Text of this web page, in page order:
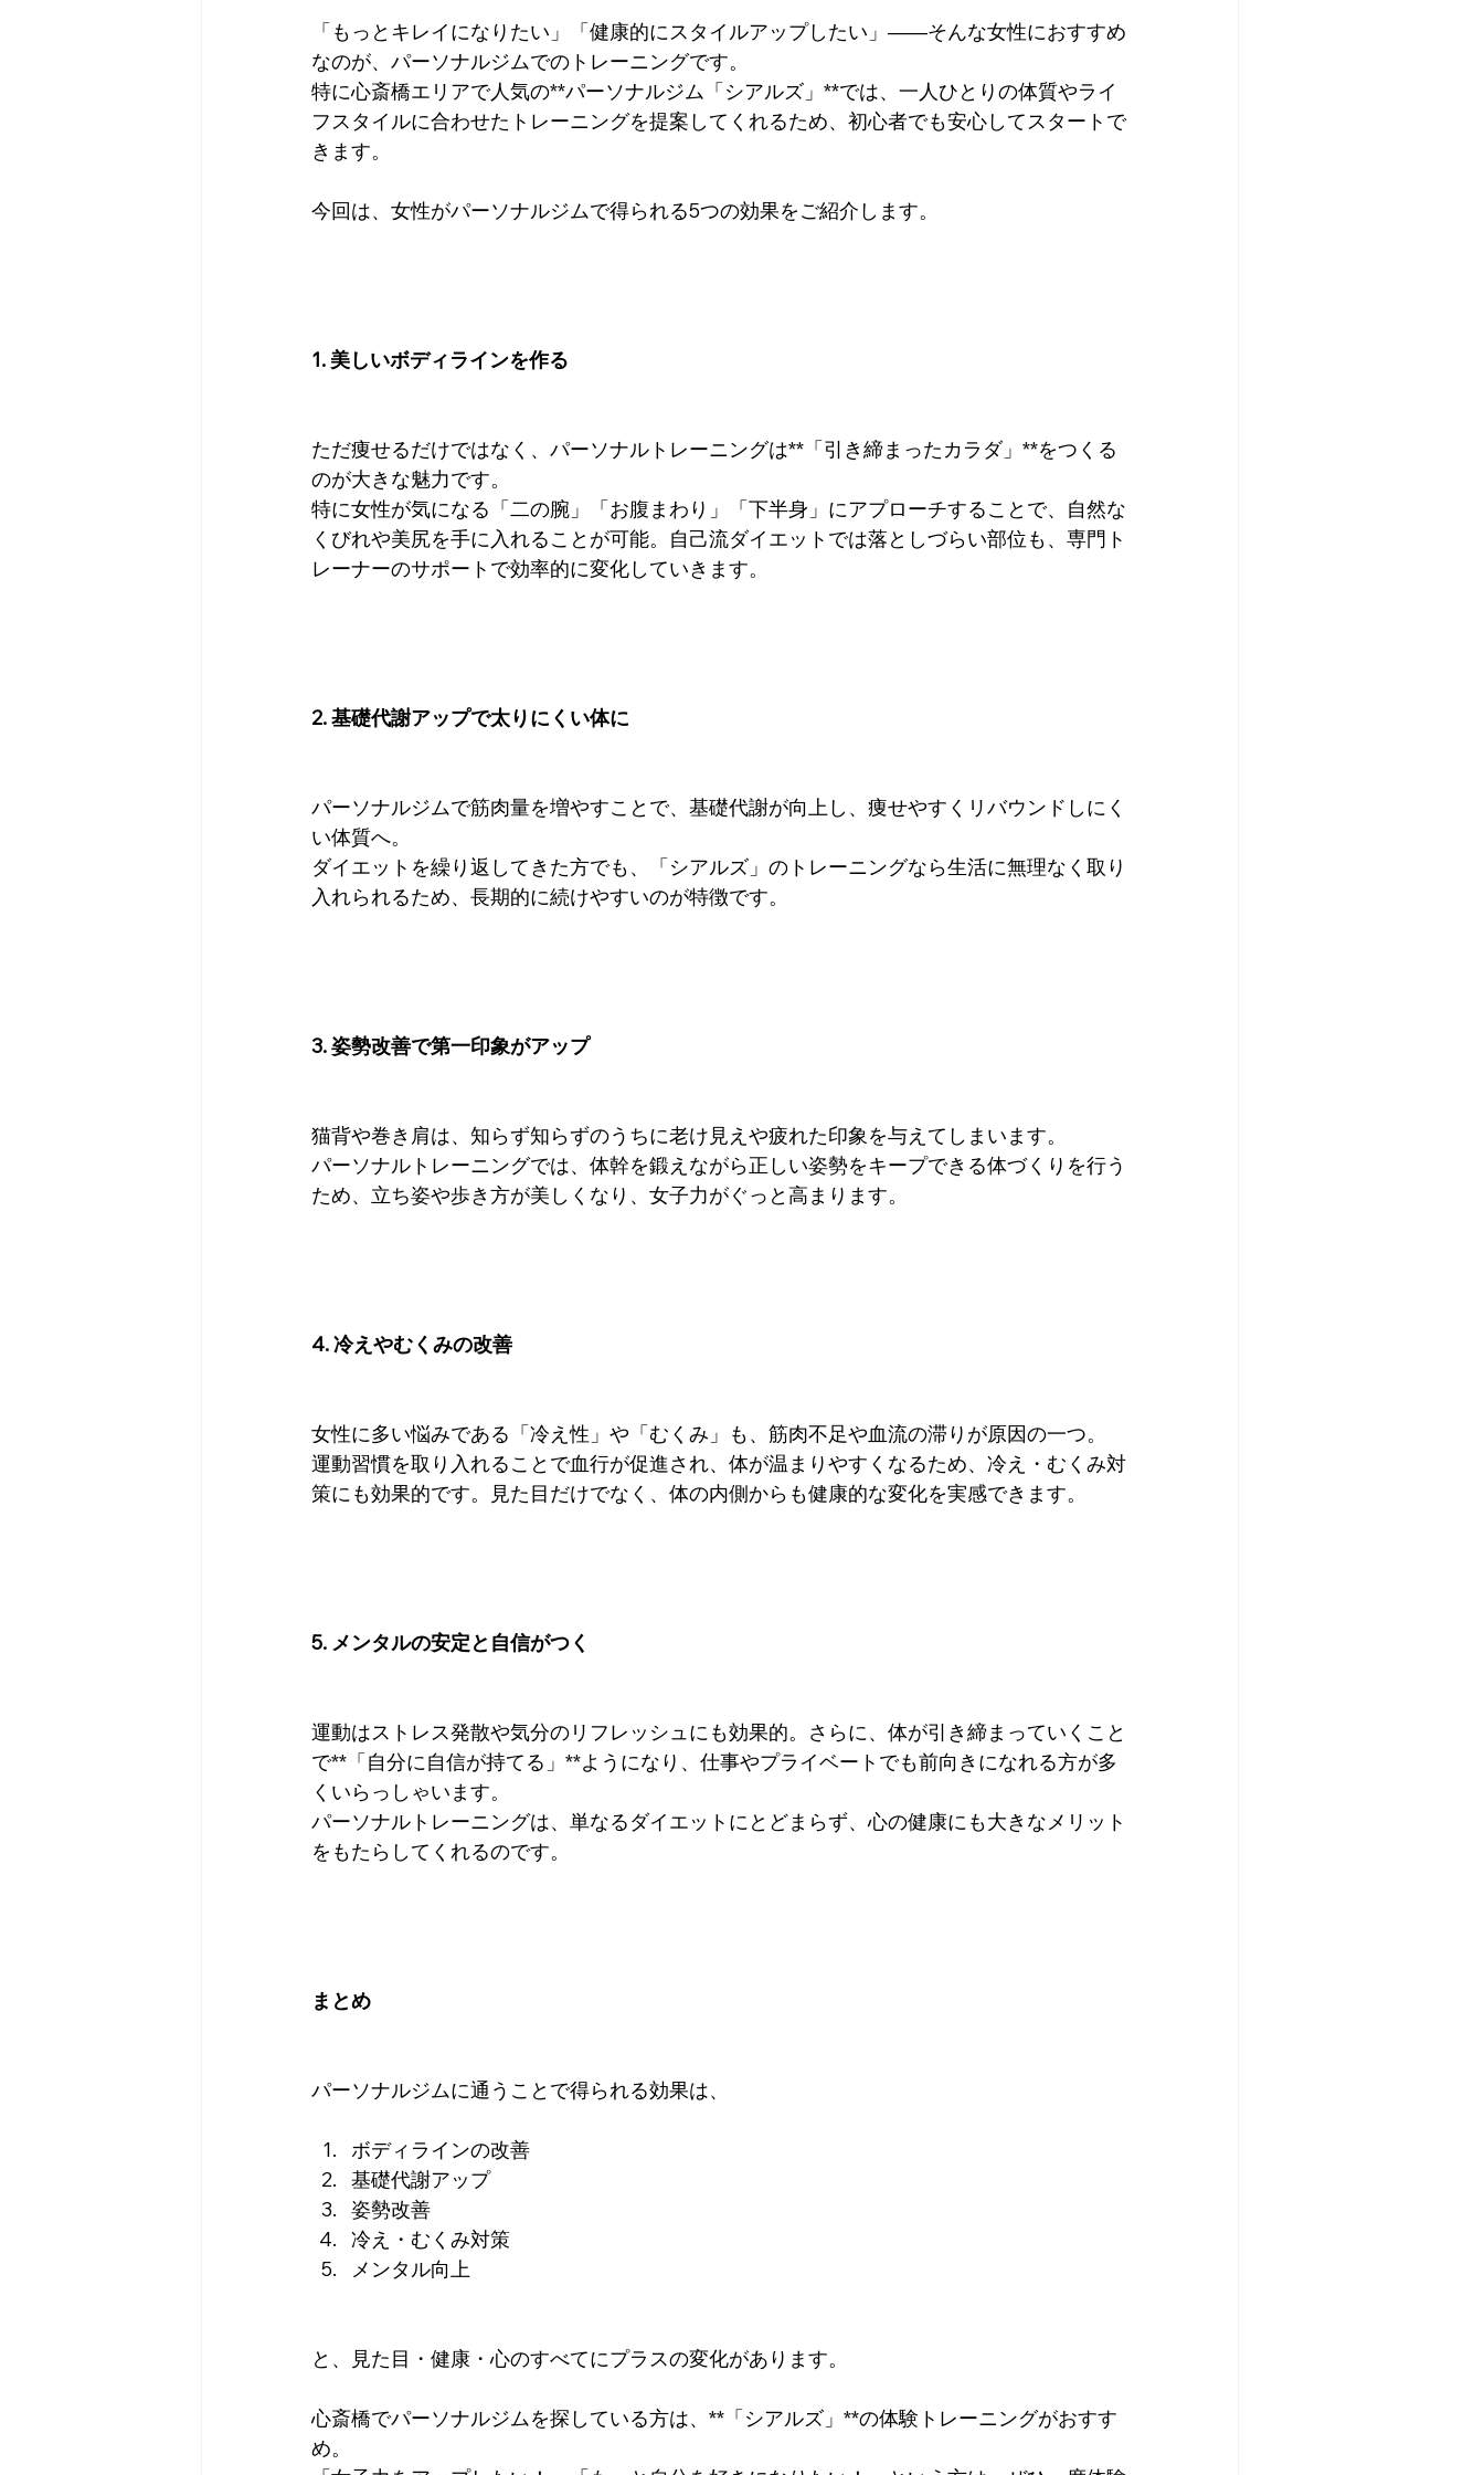
「もっとキレイになりたい」「健康的にスタイルアップしたい」——そんな女性におすすめ
なのが、パーソナルジムでのトレーニングです。
特に心斎橋エリアで人気の**パーソナルジム「シアルズ」**では、一人ひとりの体質やライ
フスタイルに合わせたトレーニングを提案してくれるため、初心者でも安心してスタートで
きます。
今回は、女性がパーソナルジムで得られる5つの効果をご紹介します。
1. 美しいボディラインを作る
ただ痩せるだけではなく、パーソナルトレーニングは**「引き締まったカラダ」**をつくる
のが大きな魅力です。
特に女性が気になる「二の腕」「お腹まわり」「下半身」にアプローチすることで、自然な
くびれや美尻を手に入れることが可能。自己流ダイエットでは落としづらい部位も、専門ト
レーナーのサポートで効率的に変化していきます。
2. 基礎代謝アップで太りにくい体に
パーソナルジムで筋肉量を増やすことで、基礎代謝が向上し、痩せやすくリバウンドしにく
い体質へ。
ダイエットを繰り返してきた方でも、「シアルズ」のトレーニングなら生活に無理なく取り
入れられるため、長期的に続けやすいのが特徴です。
3. 姿勢改善で第一印象がアップ
猫背や巻き肩は、知らず知らずのうちに老け見えや疲れた印象を与えてしまいます。
パーソナルトレーニングでは、体幹を鍛えながら正しい姿勢をキープできる体づくりを行う
ため、立ち姿や歩き方が美しくなり、女子力がぐっと高まります。
4. 冷えやむくみの改善
女性に多い悩みである「冷え性」や「むくみ」も、筋肉不足や血流の滞りが原因の一つ。
運動習慣を取り入れることで血行が促進され、体が温まりやすくなるため、冷え・むくみ対
策にも効果的です。見た目だけでなく、体の内側からも健康的な変化を実感できます。
5. メンタルの安定と自信がつく
運動はストレス発散や気分のリフレッシュにも効果的。さらに、体が引き締まっていくこと
で**「自分に自信が持てる」**ようになり、仕事やプライベートでも前向きになれる方が多
くいらっしゃいます。
パーソナルトレーニングは、単なるダイエットにとどまらず、心の健康にも大きなメリット
をもたらしてくれるのです。
まとめ
パーソナルジムに通うことで得られる効果は、
ボディラインの改善
基礎代謝アップ
姿勢改善
冷え・むくみ対策
メンタル向上
と、見た目・健康・心のすべてにプラスの変化があります。
心斎橋でパーソナルジムを探している方は、**「シアルズ」**の体験トレーニングがおすす
め。